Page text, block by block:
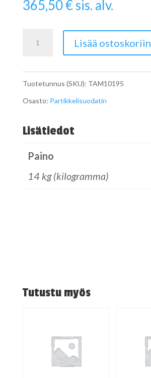
365,50€sis. alv.
määrä
Lisää ostoskoriin
Tuotetunnus (SKU): TAM10195
Osasto: Partikkelisuodatin
Lisätiedot
Paino
14 kg (kilogramma)
Tutustu myös